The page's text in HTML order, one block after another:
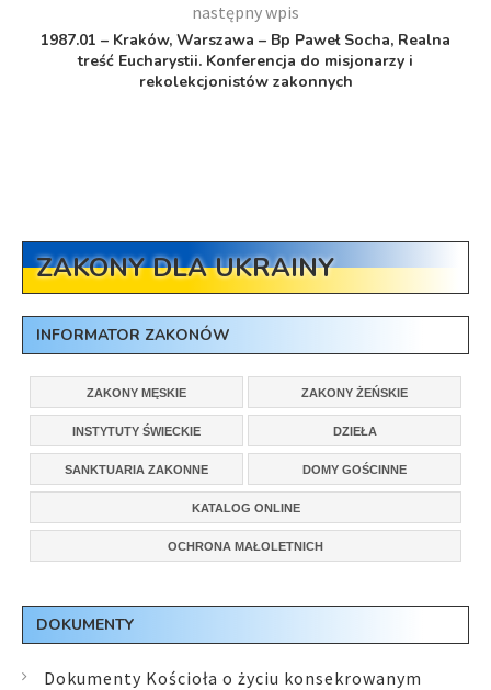
następny wpis
1987.01 – Kraków, Warszawa – Bp Paweł Socha, Realna
treść Eucharystii. Konferencja do misjonarzy i
rekolekcjonistów zakonnych
ZAKONY DLA UKRAINY
INFORMATOR ZAKONÓW
ZAKONY MĘSKIE ZAKONY ŻEŃSKIE
INSTYTUTY ŚWIECKIE DZIEŁA
SANKTUARIA ZAKONNE DOMY GOŚCINNE
KATALOG ONLINE
OCHRONA MAŁOLETNICH
DOKUMENTY
Dokumenty Kościoła o życiu konsekrowanym